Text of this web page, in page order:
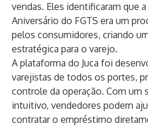
vendas. Eles identificaram que
Aniversário do FGTS era um
pelos consumidores, criando
estratégica para o varejo.
A plataforma do Juca foi
varejistas de todos os portes,
controle da operação. Com um
intuitivo, vendedores podem
contratar o empréstimo